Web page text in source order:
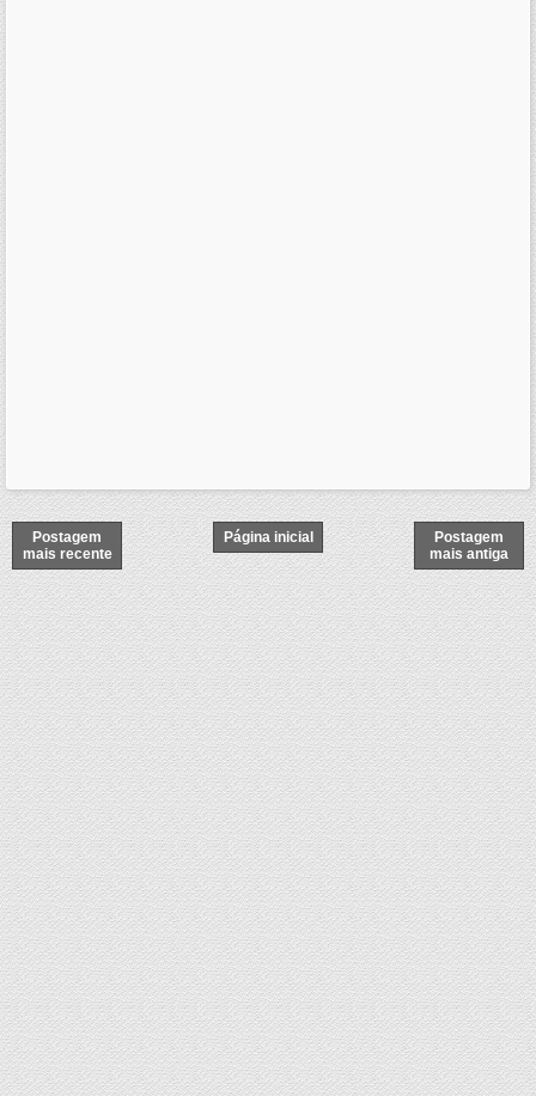
Postagem
mais recente
Postagem
mais antiga
Página inicial